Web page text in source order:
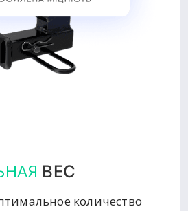
ВЕС
количество